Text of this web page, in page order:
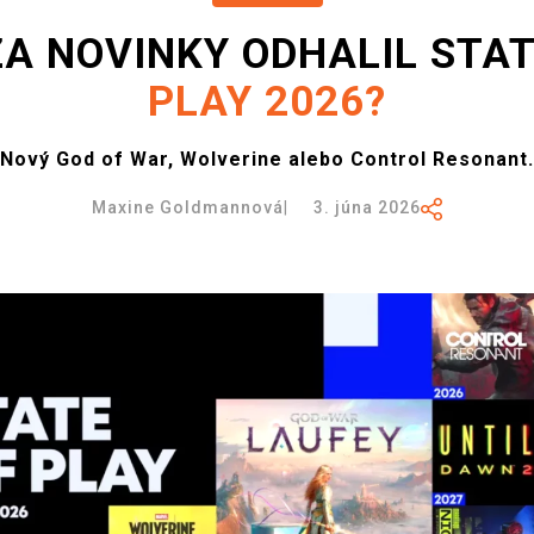
NOVINKY ODHALIL
PLAY 2026?
Nový God of War, Wolverine alebo Control Resonant.
Maxine Goldmannová 3. júna 2026